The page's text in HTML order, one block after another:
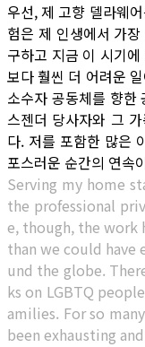
우선, 제 고향 델라웨
험은 제 인생에서 가
구하고 지금 이 시기
보다 훨씬 더 어려운
소수자 공동체를 향한
스젠더 당사자와 그
다. 저를 포함한 많은
포스러운 순간의 연속
Serving my home
the professional
e, though, the work
than we could have
und the globe.
ks on LGBTQ
amilies. For so
been exhausting